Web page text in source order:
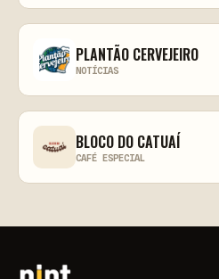
PLANTÃO CERVEJEIRO
NOTÍCIAS
BLOCO DO CATUAÍ
CAFÉ ESPECIAL